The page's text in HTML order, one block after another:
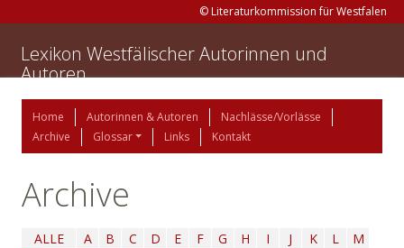
© Literaturkommission für Westfalen
Lexikon Westfälischer Autorinnen und
Autoren
Home Autorinnen & Autoren
Nachlässe/Vorlässe
Archive
Glossar Links Kontakt
Archive
ALLE A B C D E F G H I J K L
M